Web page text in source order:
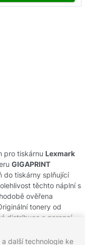
pro tiskárnu Lexmark
GIGAPRINT
do tiskárny splňující
těchto náplní s
ověřena
tonery od
distribuce s garancí
do Vaší tiskárny,
rádi pomůžeme.
další technologie ke